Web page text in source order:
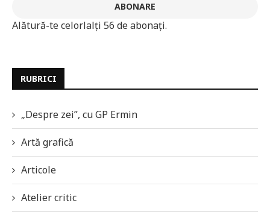
ABONARE
Alătură-te celorlalți 56 de abonați.
RUBRICI
„Despre zei”, cu GP Ermin
Artă grafică
Articole
Atelier critic